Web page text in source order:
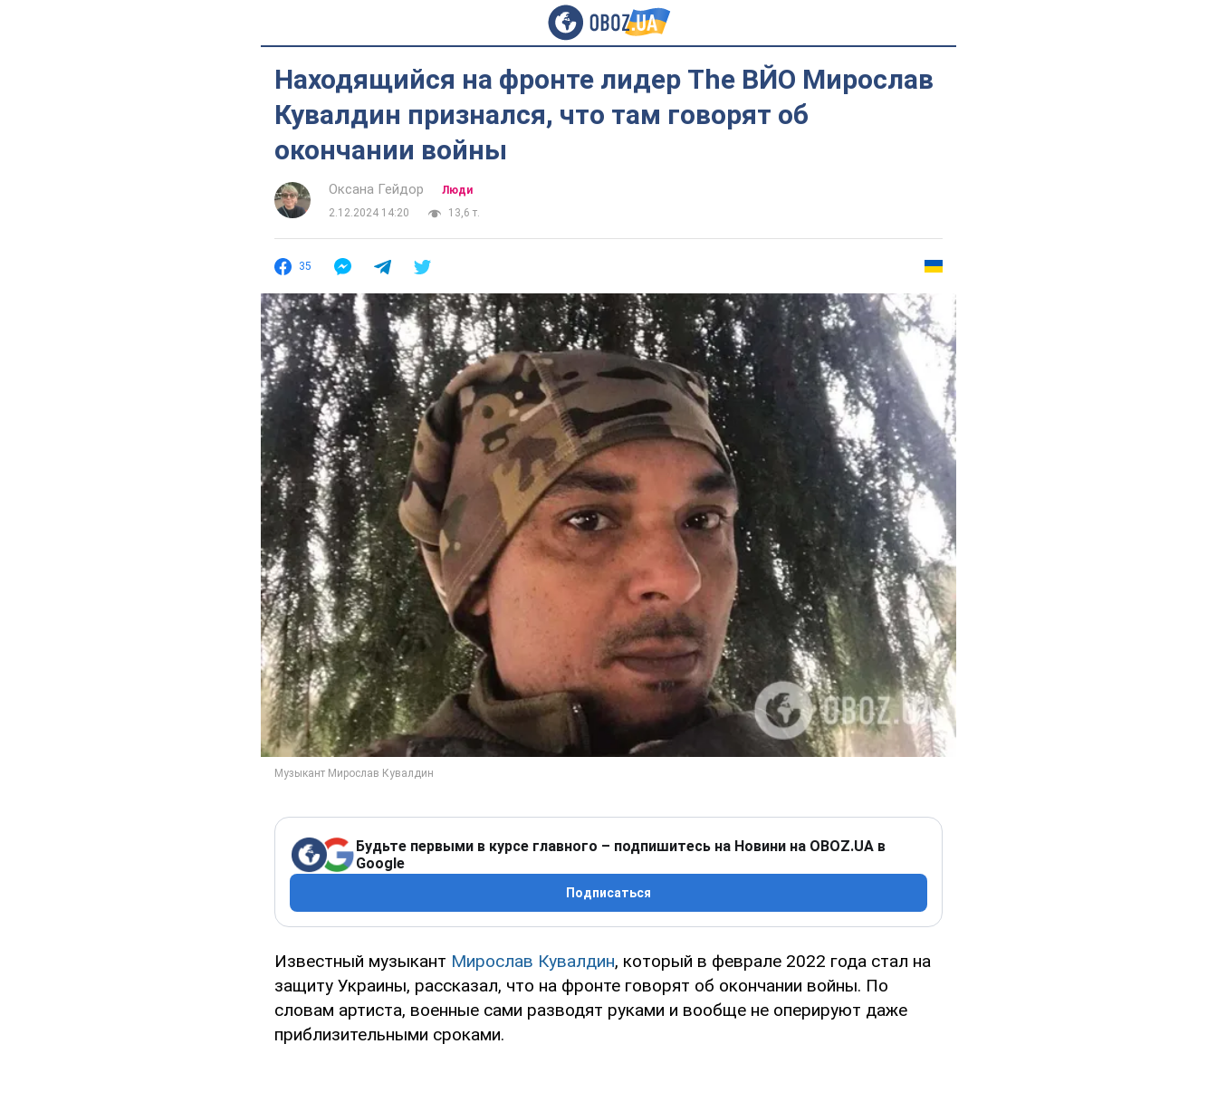
Находящийся на фронте лидер The ВЙО Мирослав
Кувалдин признался, что там говорят об
окончании войны
Оксана Гейдор
Люди
2.12.2024 14:20
13,6 т.
35
Будьте первыми в курсе главного – подпишитесь на Новини на OBOZ.UA в
Google
Подписаться
Известный музыкант Мирослав Кувалдин, который в феврале 2022 года стал на
защиту Украины, рассказал, что на фронте говорят об окончании войны. По
словам артиста, военные сами разводят руками и вообще не оперируют даже
приблизительными сроками.